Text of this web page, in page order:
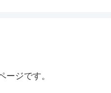
ジです。